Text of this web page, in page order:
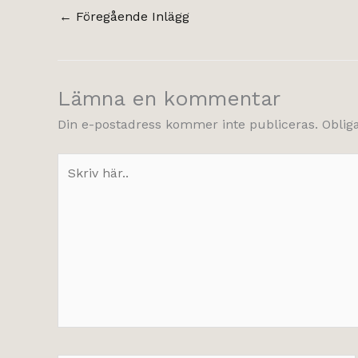
← Föregående Inlägg
Lämna en kommentar
Din e-postadress kommer inte publiceras.
här..